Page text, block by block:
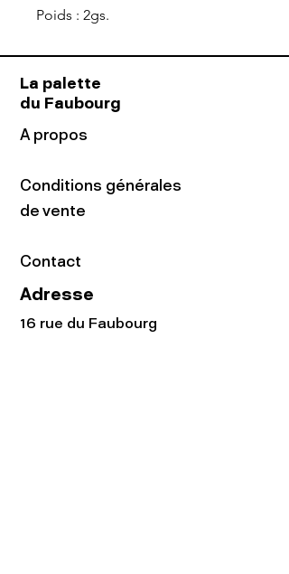
Poids : 2gs.
La palette
du Faubourg
A propos
Conditions générales
de vente
Contact
Adresse
16 rue du Faubourg